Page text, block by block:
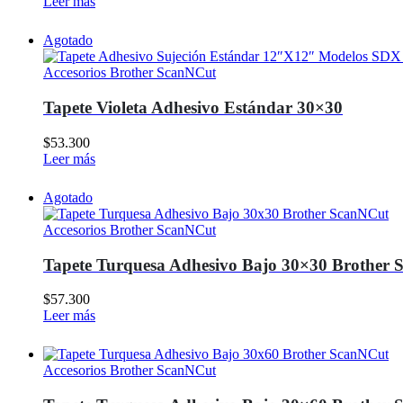
Agotado
Accesorios Brother ScanNCut
Tapete Violeta Adhesivo Estándar 30×30
$53.300
Leer más
Agotado
Accesorios Brother ScanNCut
Tapete Turquesa Adhesivo Bajo 30×30 Brother
$57.300
Leer más
Accesorios Brother ScanNCut